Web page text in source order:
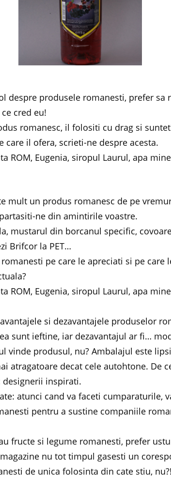
despre produsele romanesti, prefer sa
cred eu!
romanesc, il folositi cu drag si
care il ofera, scrieti-ne despre acesta.
ROM, Eugenia, siropul Laurul, apa
mult un produs romanesc de pe
ne din amintirile voastre.
mustarul din borcanul specific,
Brifcor la PET…
pe care le apreciati si pe care
ROM, Eugenia, siropul Laurul, apa
si dezavantajele produselor
sunt ieftine, iar dezavantajul ar fi…
vinde produsul, nu? Ambalajul este
atragatoare decat cele autohtone. De
designerii inspirati.
atunci cand va faceti cumparaturile,
pentru a sustine companiile
fructe si legume romanesti, prefer
nu tot timpul gasesti un
de unica folosinta din cate stiu,